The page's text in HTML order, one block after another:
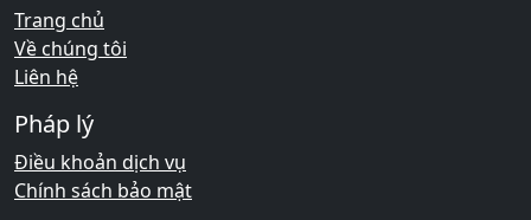
Trang chủ
Về chúng tôi
Liên hệ
Pháp lý
Điều khoản dịch vụ
Chính sách bảo mật